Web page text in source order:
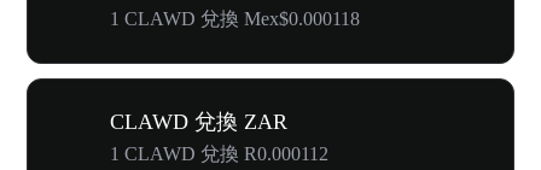
1 CLAWD 兌換 Mex$0.000118
CLAWD 兌換 ZAR
1 CLAWD 兌換 R0.000112